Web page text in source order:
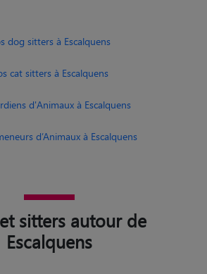
dog sitters à Escalquens
cat sitters à Escalquens
d'Animaux à Escalquens
d’Animaux à Escalquens
sitters autour de
Escalquens